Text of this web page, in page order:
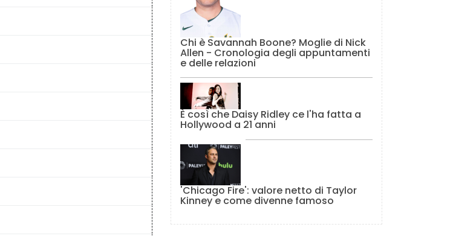
Chi è Savannah Boone? Moglie di Nick
Allen - Cronologia degli appuntamenti
e delle relazioni
È così che Daisy Ridley ce l'ha fatta a
Hollywood a 21 anni
'Chicago Fire': valore netto di Taylor
Kinney e come divenne famoso